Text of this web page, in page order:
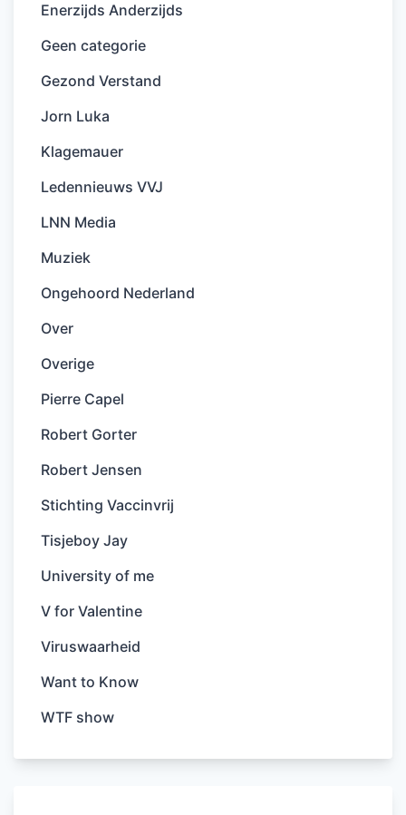
Enerzijds Anderzijds
Geen categorie
Gezond Verstand
Jorn Luka
Klagemauer
Ledennieuws VVJ
LNN Media
Muziek
Ongehoord Nederland
Over
Overige
Pierre Capel
Robert Gorter
Robert Jensen
Stichting Vaccinvrij
Tisjeboy Jay
University of me
V for Valentine
Viruswaarheid
Want to Know
WTF show